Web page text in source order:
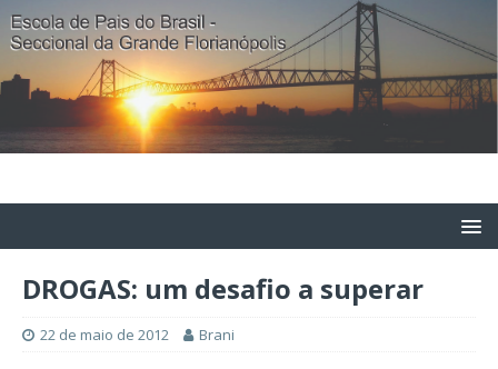
DROGAS: um desafio a superar
22 de maio de 2012 Brani